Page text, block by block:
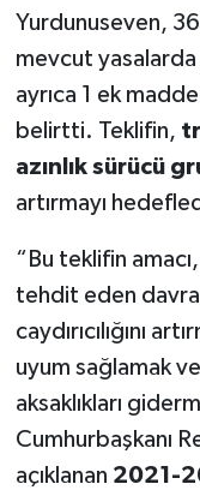
Yurdunuseven,
mevcut yasalarda
ayrıca 1 ek
belirtti. Teklifin,
azınlık sürücü
artırmayı
“Bu teklifin
tehdit eden
caydırıcılığını
uyum sağlamak
aksaklıkları
Cumhurbaşkanı
açıklanan 2021-